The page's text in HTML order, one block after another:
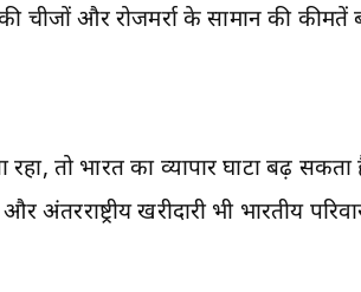
चीजों और रोजमर्रा के सामान की
तो भारत का व्यापार घाटा बढ़
अंतरराष्ट्रीय खरीदारी भी भारतीय